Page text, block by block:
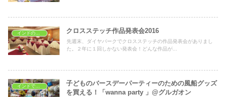
クロスステッチ作品発表会2016
先週末、ダイヤパークでクロスステッチの作品発表会がありまし
た。２年に１回しかない発表会！どんな作品が...
子どものバースデーパーティーのための風船グッズ
を買える！「wanna party 」@グルガオン